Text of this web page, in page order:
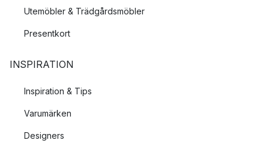
Utemöbler & Trädgårdsmöbler
Presentkort
INSPIRATION
Inspiration & Tips
Varumärken
Designers